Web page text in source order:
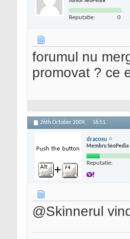
Reputatie: 0
forumul nu
promovat ? ce
26th October 2009, 16:51
dracosu
Membru SeoPedia
Reputatie:
@Skinnerul